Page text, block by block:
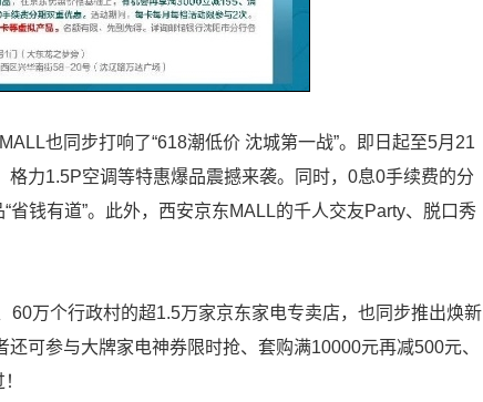
也同步打响了“618潮低价 沈城第一战”。即日起至5月21
力1.5P空调等特惠爆品震撼来袭。同时，0息0手续费的分
钱有道”。此外，西安京东MALL的千人交友Party、脱口秀
60万个行政村的超1.5万家京东家电专卖店，也同步推出焕新
还可参与大牌家电神券限时抢、套购满10000元再减500元、